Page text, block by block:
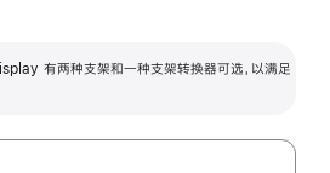
有两种支架和一种支架转换器可选，以满足